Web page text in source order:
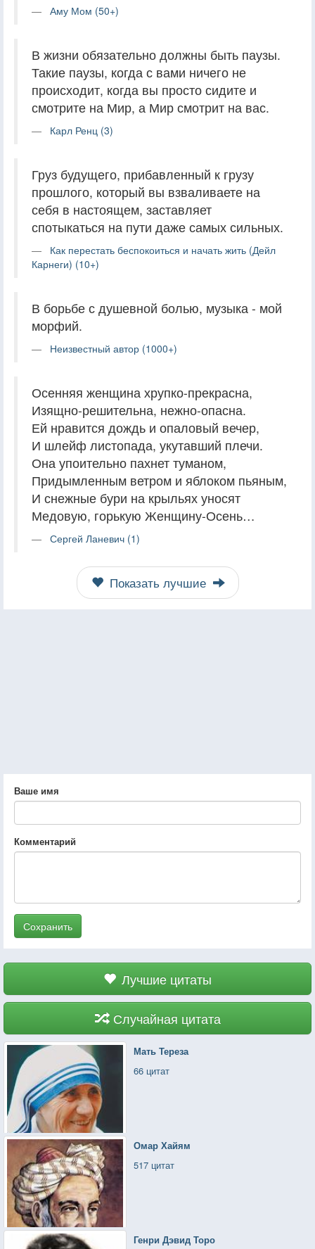
Аму Мом (50+)
В жизни обязательно должны быть паузы.
Такие паузы, когда с вами ничего не
происходит, когда вы просто сидите и
смотрите на Мир, а Мир смотрит на вас.
Карл Ренц (3)
Груз будущего, прибавленный к грузу
прошлого, который вы взваливаете на
себя в настоящем, заставляет
спотыкаться на пути даже самых сильных.
Как перестать беспокоиться и начать жить (Дейл
Карнеги) (10+)
В борьбе с душевной болью, музыка - мой
морфий.
Неизвестный автор (1000+)
Осенняя женщина хрупко-прекрасна,
Изящно-решительна, нежно-опасна.
Ей нравится дождь и опаловый вечер,
И шлейф листопада, укутавший плечи.
Она упоительно пахнет туманом,
Придымленным ветром и яблоком пьяным,
И снежные бури на крыльях уносят
Медовую, горькую Женщину-Осень…
Сергей Ланевич (1)
Показать лучшие
Ваше имя
Комментарий
Сохранить
Лучшие цитаты
Случайная цитата
Мать Тереза
66 цитат
Омар Хайям
517 цитат
Генри Дэвид Торо